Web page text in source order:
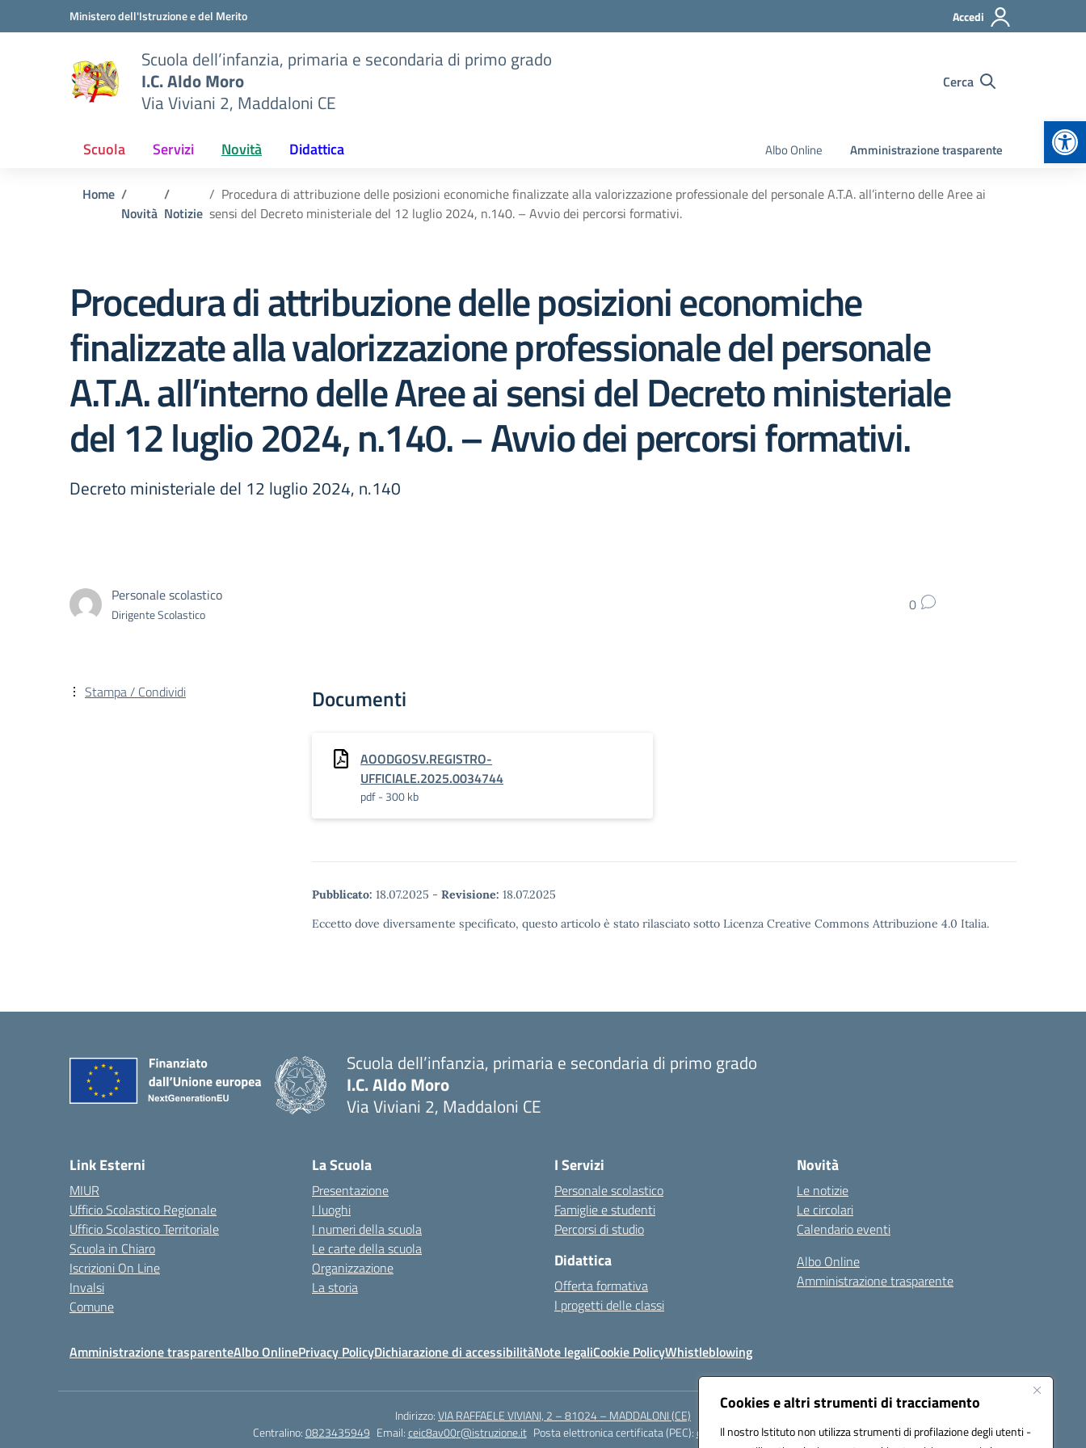
Cookies e altri strumenti di tracciamento
Il nostro Istituto non utilizza strumenti di profilazione degli utenti -
Vai ai contenuti
Vai al menu di navigazioneMinistero dell'Istruzione e del Merito Accedi
Scuola dell’infanzia, primaria e secondaria di primo grado
I.C. Aldo Moro
Via Viviani 2, Maddaloni CE
Cerca
Scuola Servizi Novità Didattica Albo Online Amministrazione trasparente
Home
Novità Notizie
Procedura di attribuzione delle posizioni economiche finalizzate alla valorizzazione professionale del personale A.T.A. all’interno delle Aree ai
sensi del Decreto ministeriale del 12 luglio 2024, n.140. – Avvio dei percorsi formativi.
Procedura di attribuzione delle posizioni economiche
finalizzate alla valorizzazione professionale del personale
A.T.A. all’interno delle Aree ai sensi del Decreto ministeriale
del 12 luglio 2024, n.140. – Avvio dei percorsi formativi.
Decreto ministeriale del 12 luglio 2024, n.140
Personale scolastico
Dirigente Scolastico 0
Documenti
AOODGOSV.REGISTRO-
UFFICIALE.2025.0034744
pdf - 300 kb
Pubblicato: 18.07.2025 - Revisione: 18.07.2025
Eccetto dove diversamente specificato, questo articolo è stato rilasciato sotto Licenza Creative Commons Attribuzione 4.0 Italia.
Stampa / Condividi
Scuola dell’infanzia, primaria e secondaria di primo grado
I.C. Aldo Moro
Via Viviani 2, Maddaloni CE
Link Esterni
MIUR
Ufficio Scolastico Regionale
Ufficio Scolastico Territoriale
Scuola in Chiaro
Iscrizioni On Line
Invalsi
Comune
La Scuola
Presentazione
I luoghi
I numeri della scuola
Le carte della scuola
Organizzazione
La storia
I Servizi
Personale scolastico
Famiglie e studenti
Percorsi di studio
Didattica
Offerta formativa
I progetti delle classi
Novità
Le notizie
Le circolari
Calendario eventi
Albo Online
Amministrazione trasparente
Amministrazione trasparenteAlbo OnlinePrivacy PolicyDichiarazione di accessibilitàNote legaliCookie PolicyWhistleblowing
Indirizzo:VIA RAFFAELE VIVIANI, 2 – 81024 – MADDALONI (CE)
Centralino:0823435949 Email:ceic8av00r@istruzione.it Posta elettronica certificata (PEC):ceic8av00r@pec.istruzione.it